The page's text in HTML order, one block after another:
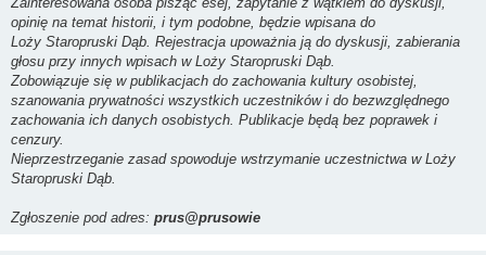
opinię na temat historii, i tym podobne, będzie wpisana do
Loży Staropruski Dąb. Rejestracja upoważnia ją do dyskusji, zabierania
głosu przy innych wpisach w Loży Staropruski Dąb.
Zobowiązuje się w publikacjach do zachowania kultury osobistej,
szanowania prywatności wszystkich uczestników i do bezwzględnego
zachowania ich danych osobistych. Publikacje będą bez poprawek i
cenzury.
Nieprzestrzeganie zasad spowoduje wstrzymanie uczestnictwa w Loży
Staropruski Dąb.
Zgłoszenie pod adres: prus@prusowie